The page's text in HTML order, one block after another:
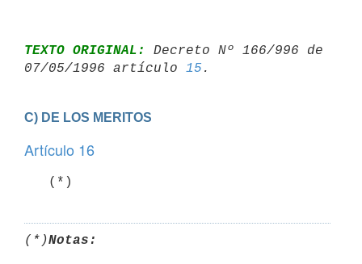
TEXTO ORIGINAL:
Decreto Nº 166/996 de
07/05/1996 artículo 15
C) DE LOS MERITOS
Artículo 16
(*)Notas: